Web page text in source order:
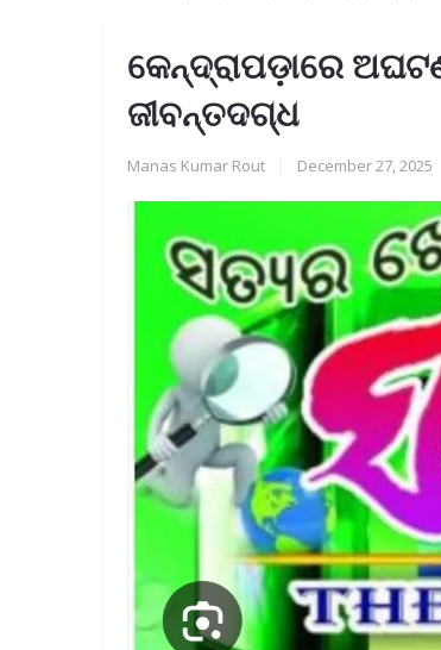
କେନ୍ଦ୍ରାପଡ଼ାରେ
ଜୀବନ୍ତଦଗ୍ଧ
Manas Kumar Rout December 27, 2025